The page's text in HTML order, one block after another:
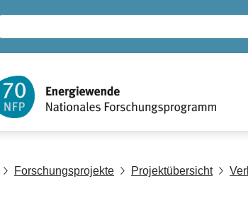
Forschungsprojekte Projektübersicht